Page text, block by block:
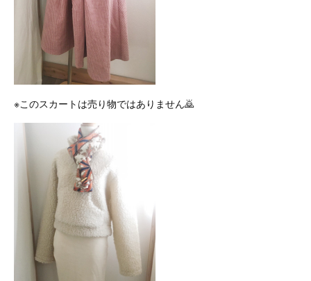
※このスカートは売り物ではありません🙇